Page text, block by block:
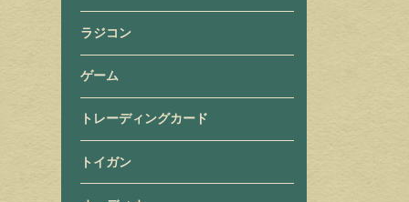
ラジコン
ゲーム
トレーディングカード
トイガン